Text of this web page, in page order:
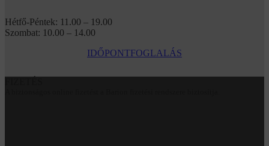
Hétfő-Péntek: 11.00 – 19.00
Szombat: 10.00 – 14.00
IDŐPONTFOGLALÁS